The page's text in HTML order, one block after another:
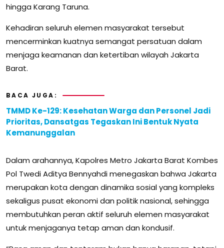
hingga Karang Taruna.
Kehadiran seluruh elemen masyarakat tersebut
mencerminkan kuatnya semangat persatuan dalam
menjaga keamanan dan ketertiban wilayah Jakarta
Barat.
BACA JUGA:
TMMD Ke-129: Kesehatan Warga dan Personel Jadi
Prioritas, Dansatgas Tegaskan Ini Bentuk Nyata
Kemanunggalan
Dalam arahannya, Kapolres Metro Jakarta Barat Kombes
Pol Twedi Aditya Bennyahdi menegaskan bahwa Jakarta
merupakan kota dengan dinamika sosial yang kompleks
sekaligus pusat ekonomi dan politik nasional, sehingga
membutuhkan peran aktif seluruh elemen masyarakat
untuk menjaganya tetap aman dan kondusif.